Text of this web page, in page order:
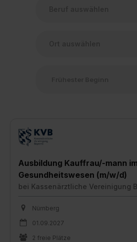
Ausbildung Kauffrau/-mann im
Gesundheitswesen (m/w/d)
bei Kassenärztliche Vereinigung
Nürnberg
01.09.2027
2 freie Plätze